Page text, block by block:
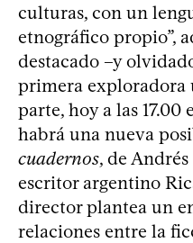
culturas, con un
etnográfico propio”,
destacado –y
primera exploradora
parte, hoy a las 17.00
habrá una nueva
cuadernos, de
escritor argentino
director plantea un
relaciones entre la